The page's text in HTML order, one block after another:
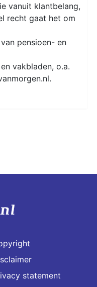
vanuit klantbelang,
recht gaat het om
pensioen- en
vakbladen, o.a.
statement